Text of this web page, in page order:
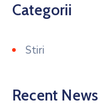
Categorii
Stiri
Recent News